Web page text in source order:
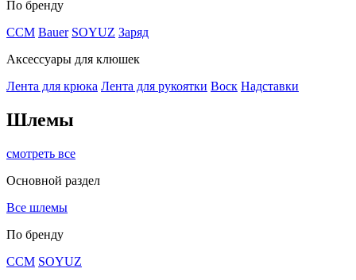
По бренду
CCM Bauer SOYUZ Заряд
Аксессуары для клюшек
Лента для крюка Лента для рукоятки Воск Надставки
Шлемы
смотреть все
Основной раздел
Все шлемы
По бренду
CCM SOYUZ